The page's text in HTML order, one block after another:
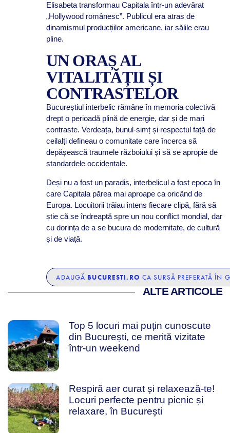
Elisabeta transformau Capitala într-un adevărat
„Hollywood românesc”. Publicul era atras de
dinamismul producțiilor americane, iar sălile erau
pline.
UN ORAȘ AL
VITALITĂȚII ȘI
CONTRASTELOR
Bucureștiul interbelic rămâne în memoria colectivă
drept o perioadă plină de energie, dar și de mari
contraste. Verdeața, bunul-simț și respectul față de
ceilalți defineau o comunitate care încerca să
depășească traumele războiului și să se apropie de
standardele occidentale.
Deși nu a fost un paradis, interbelicul a fost epoca în
care Capitala părea mai aproape ca oricând de
Europa. Locuitorii trăiau intens fiecare clipă, fără să
știe că se îndreaptă spre un nou conflict mondial, dar
cu dorința de a se bucura de modernitate, de cultură
și de viață.
ADAUGĂ BUCURESTI.RO CA SURSĂ PREFERATĂ ÎN
ALTE ARTICOLE
Top 5 locuri mai puțin cunoscute
din București, ce merită vizitate
într-un weekend
Respiră aer curat și relaxează-te!
Locuri perfecte pentru picnic și
relaxare, în București